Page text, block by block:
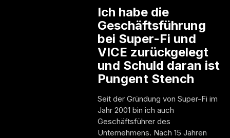
Ich habe die
Geschäftsführung
bei Super-Fi und
VICE zurückgelegt
und Schuld daran ist
Pungent Stench
Seit der Gründung von Super-Fi im
Jahr 2001 bin ich auch
Geschäftsführer des
Unternehmens. Nach 15 Jahren